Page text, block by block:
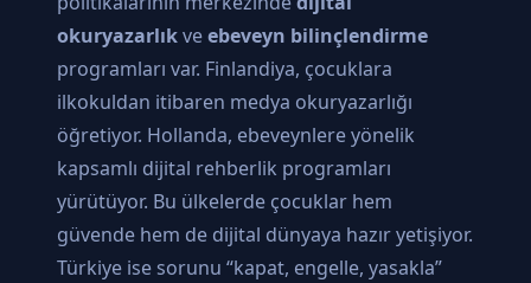
okuryazarlıkveebeveyn bilinçlendirme
programları var. Finlandiya, çocuklara
ilkokuldan itibaren medya okuryazarlığı
öğretiyor. Hollanda, ebeveynlere yönelik
kapsamlı dijital rehberlik programları
yürütüyor. Bu ülkelerde çocuklar hem
güvende hem de dijital dünyaya hazır yetişiyor.
Türkiye ise sorunu “kapat, engelle, yasakla”